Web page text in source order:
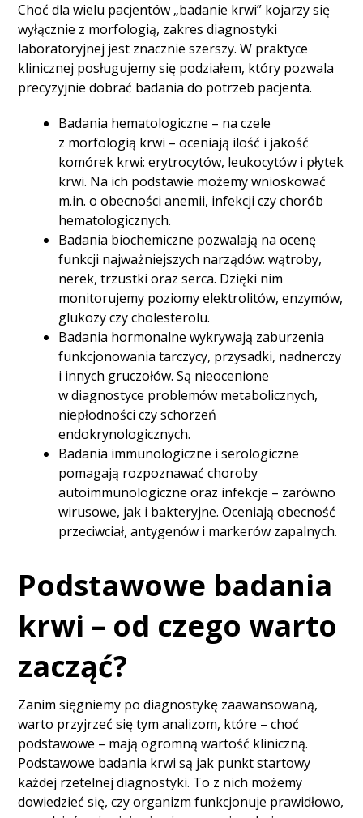
Choć dla wielu pacjentów „badanie krwi” kojarzy się
wyłącznie z morfologią, zakres diagnostyki
laboratoryjnej jest znacznie szerszy. W praktyce
klinicznej posługujemy się podziałem, który pozwala
precyzyjnie dobrać badania do potrzeb pacjenta.
Badania hematologiczne – na czele
z morfologią krwi – oceniają ilość i jakość
komórek krwi: erytrocytów, leukocytów i płytek
krwi. Na ich podstawie możemy wnioskować
m.in. o obecności anemii, infekcji czy chorób
hematologicznych.
Badania biochemiczne pozwalają na ocenę
funkcji najważniejszych narządów: wątroby,
nerek, trzustki oraz serca. Dzięki nim
monitorujemy poziomy elektrolitów, enzymów,
glukozy czy cholesterolu.
Badania hormonalne wykrywają zaburzenia
funkcjonowania tarczycy, przysadki, nadnerczy
i innych gruczołów. Są nieocenione
w diagnostyce problemów metabolicznych,
niepłodności czy schorzeń
endokrynologicznych.
Badania immunologiczne i serologiczne
pomagają rozpoznawać choroby
autoimmunologiczne oraz infekcje – zarówno
wirusowe, jak i bakteryjne. Oceniają obecność
przeciwciał, antygenów i markerów zapalnych.
Podstawowe badania
krwi – od czego warto
zacząć?
Zanim sięgniemy po diagnostykę zaawansowaną,
warto przyjrzeć się tym analizom, które – choć
podstawowe – mają ogromną wartość kliniczną.
Podstawowe badania krwi są jak punkt startowy
każdej rzetelnej diagnostyki. To z nich możemy
dowiedzieć się, czy organizm funkcjonuje prawidłowo,